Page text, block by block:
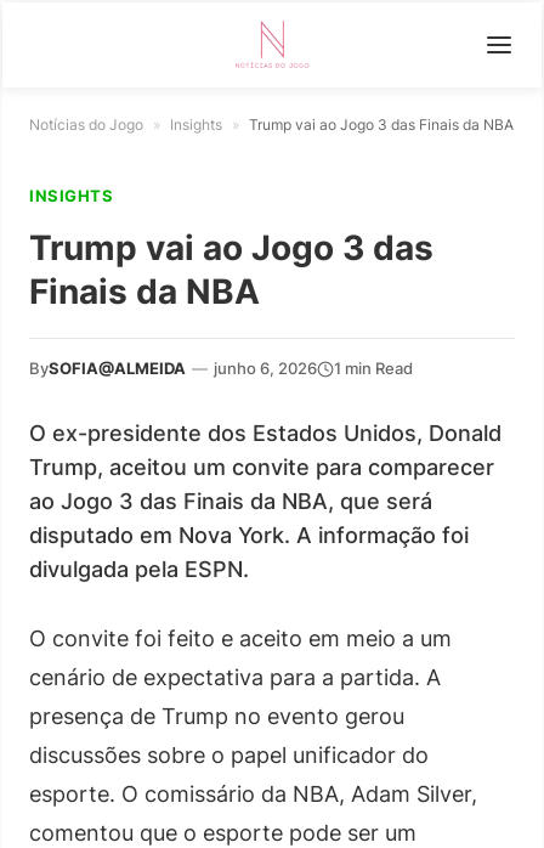
Notícias do Jogo » Insights » Trump vai ao Jogo 3 das Finais da NBA
INSIGHTS
Trump vai ao Jogo 3 das
Finais da NBA
BySOFIA@ALMEIDA — junho 6, 2026 1 min Read
O ex-presidente dos Estados Unidos, Donald
Trump, aceitou um convite para comparecer
ao Jogo 3 das Finais da NBA, que será
disputado em Nova York. A informação foi
divulgada pela ESPN.
O convite foi feito e aceito em meio a um
cenário de expectativa para a partida. A
presença de Trump no evento gerou
discussões sobre o papel unificador do
esporte. O comissário da NBA, Adam Silver,
comentou que o esporte pode ser um